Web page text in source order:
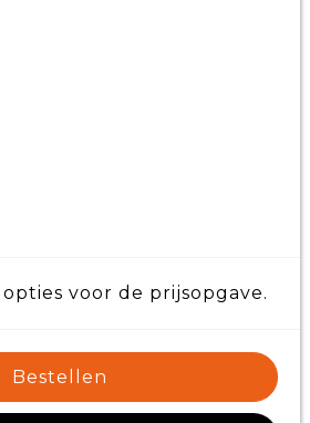
voor de prijsopgave.
Bestellen